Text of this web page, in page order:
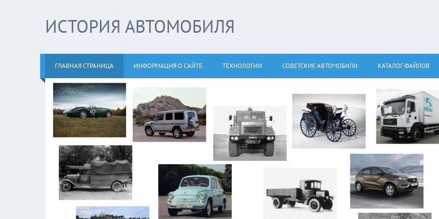
ИСТОРИЯ АВТОМОБИЛЯ
ГЛАВНАЯ СТРАНИЦА ИНФОРМАЦИЯ О САЙТЕ ТЕХНОЛОГИИ СОВЕТСКИЕ АВТОМОБИЛИ КАТАЛОГ ФАЙЛОВ